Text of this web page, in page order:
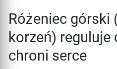
Różeniec górski
korzeń) reguluje
chroni serce